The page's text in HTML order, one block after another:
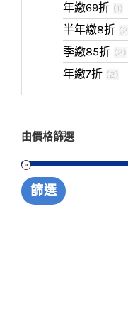
年繳69折 (1)
半年繳8折 (2
季繳85折 (2)
年繳7折 (2)
由價格篩選
篩選